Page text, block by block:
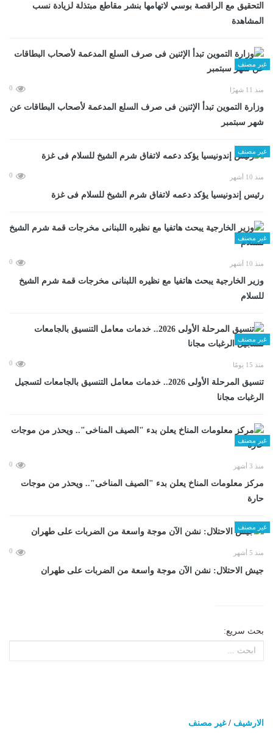
التحقيق مع الراقصة بوسي لاتهامها بنشر مقاطع مبتذلة لزيادة نسب
المشاهدة
غير مصنف
منذ 11 شهرًا 0
وزارة التموين تبدأ الإثنين فى صرف السلع المدعمة لأصحاب البطاقات عن
شهر سبتمبر
غير مصنف
منذ 10 أشهر 0
رئيس إندونيسيا يؤكد دعمه لاتفاق شرم الشيخ للسلام فى غزة
غير مصنف
منذ 10 أشهر 0
وزير الخارجية يبحث هاتفيا مع نظيره اللبنانى مخرجات قمة شرم الشيخ
للسلام
غير مصنف
منذ 15 يومًا 0
تنسيق المرحلة الأولى 2026.. خدمات معامل التنسيق بالجامعات لتسجيل
الرغبات مجانا
غير مصنف
منذ 3 أشهر 0
مركز معلومات المناخ يعلن بدء "الصيف المناخى".. ويحذر من موجات
حارة
غير مصنف
منذ 5 أشهر 0
جيش الاحتلال: نشن الآن موجة واسعة من الضربات على طهران
بحث سريع:
الارشيف /غير مصنف